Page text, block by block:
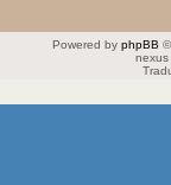
Powered by phpBB